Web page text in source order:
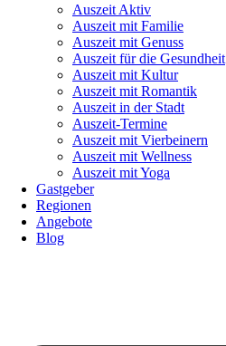
Auszeit Aktiv
Auszeit mit Familie
Auszeit mit Genuss
Auszeit für die Gesundheit
Auszeit mit Kultur
Auszeit mit Romantik
Auszeit in der Stadt
Auszeit-Termine
Auszeit mit Vierbeinern
Auszeit mit Wellness
Auszeit mit Yoga
Gastgeber
Regionen
Angebote
Blog